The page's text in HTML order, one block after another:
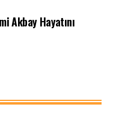
Akbay Hayatını